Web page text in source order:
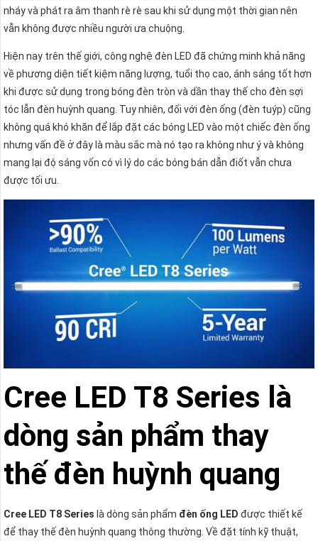
nháy và phát ra âm thanh rè rè sau khi sử dụng một thời gian nên
vẫn không được nhiều người ưa chuộng.
Hiện nay trên thế giới, công nghệ đèn LED đã chứng minh khả năng
về phương diện tiết kiệm năng lượng, tuổi thọ cao, ánh sáng tốt hơn
khi được sử dụng trong bóng đèn tròn và dần thay thế cho đèn sợi
tóc lẫn đèn huỳnh quang. Tuy nhiên, đối với đèn ống (đèn tuýp) cũng
không quá khó khăn để lắp đặt các bóng LED vào một chiếc đèn ống
nhưng vấn đề ở đây là màu sắc mà nó tạo ra không như ý và không
mang lại độ sáng vốn có vì lý do các bóng bán dẫn điốt vẫn chưa
được tối ưu.
Cree LED T8 Series là
dòng sản phẩm thay
thế đèn huỳnh quang
Cree LED T8 Series là dòng sản phẩm đèn ống LED được thiết kế
để thay thế đèn huỳnh quang thông thường. Về đặt tính kỹ thuật,